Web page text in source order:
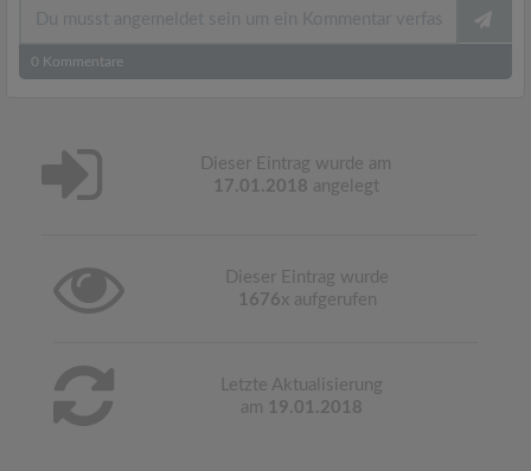
0 Kommentare
Dieser Eintrag wurde am
17.01.2018 angelegt
Dieser Eintrag wurde
1676x aufgerufen
Letzte Aktualisierung
am 19.01.2018